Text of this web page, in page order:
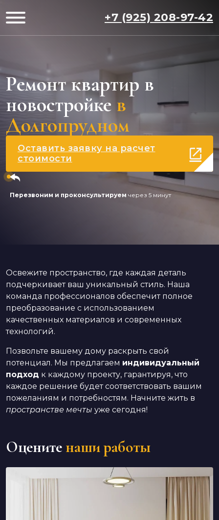
+7 (925) 208-97-42
Ремонт квартир в
новостройке в
Долгопрудном
Оставить заявку на расчет
стоимости
Перезвоним и проконсультируем через 5 минут
Освежите пространство, где каждая деталь
подчеркивает ваш уникальный стиль. Наша
команда профессионалов обеспечит полное
преобразование с использованием
качественных материалов и современных
технологий.
Позвольте вашему дому раскрыть свой
потенциал. Мы предлагаем индивидуальный
подход к каждому проекту, гарантируя, что
каждое решение будет соответствовать вашим
пожеланиям и потребностям. Начните жить в
пространстве мечты уже сегодня!
Оцените наши работы